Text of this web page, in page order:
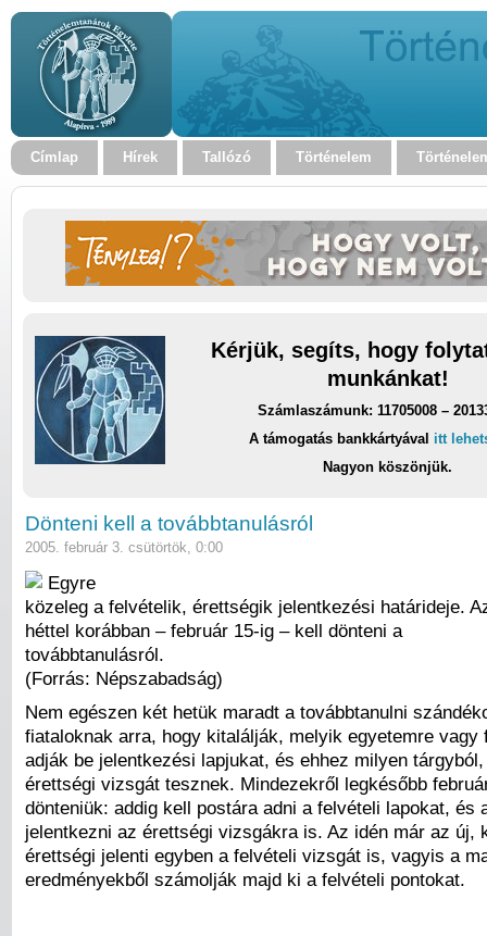
Címlap Hírek Tallózó Történelem
Kérjük, segíts, hogy
munkánkat!
Számlaszámunk: 11705008 –
A támogatás bankkártyával itt
Nagyon köszönjük.
Dönteni kell a továbbtanulásról
2005. február 3. csütörtök, 0:00
Egyre
közeleg a felvételik, érettségik jelentkezési határideje.
héttel korábban – február 15-ig – kell dönteni a
továbbtanulásról.
(Forrás: Népszabadság)
Nem egészen két hetük maradt a továbbtanulni
fiataloknak arra, hogy kitalálják, melyik egyetemre vagy
adják be jelentkezési lapjukat, és ehhez milyen
érettségi vizsgát tesznek. Mindezekről legkésőbb
dönteniük: addig kell postára adni a felvételi lapokat, és
jelentkezni az érettségi vizsgákra is. Az idén már az új,
érettségi jelenti egyben a felvételi vizsgát is, vagyis a
eredményekből számolják majd ki a felvételi pontokat.